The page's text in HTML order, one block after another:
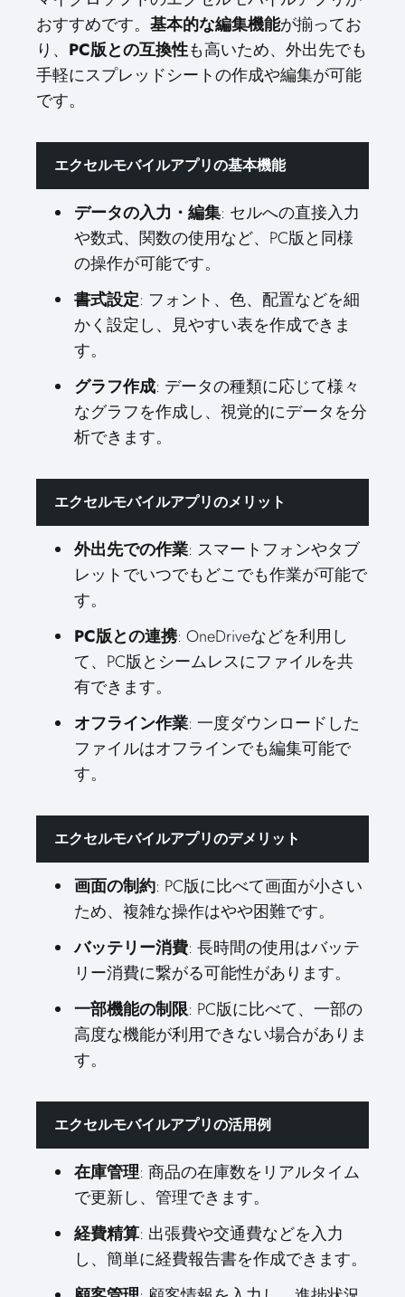
おすすめです。 基本的な編集機能が揃ってお
り、 PC版との互換性も高いため、外出先でも
手軽にスプレッドシートの作成や編集が可能
です。
エクセルモバイルアプリの基本機能
データの入力・編集: セルへの直接入力
や数式、関数の使用など、PC版と同様
の操作が可能です。
書式設定: フォント、色、配置などを細
かく設定し、見やすい表を作成できま
す。
グラフ作成: データの種類に応じて様々
なグラフを作成し、視覚的にデータを分
析できます。
エクセルモバイルアプリのメリット
外出先での作業: スマートフォンやタブ
レットでいつでもどこでも作業が可能で
す。
PC版との連携: OneDriveなどを利用し
て、PC版とシームレスにファイルを共
有できます。
オフライン作業: 一度ダウンロードした
ファイルはオフラインでも編集可能で
す。
エクセルモバイルアプリのデメリット
画面の制約: PC版に比べて画面が小さい
ため、複雑な操作はやや困難です。
バッテリー消費: 長時間の使用はバッテ
リー消費に繋がる可能性があります。
一部機能の制限: PC版に比べて、一部の
高度な機能が利用できない場合がありま
す。
エクセルモバイルアプリの活用例
在庫管理: 商品の在庫数をリアルタイム
で更新し、管理できます。
経費精算: 出張費や交通費などを入力
し、簡単に経費報告書を作成できます。